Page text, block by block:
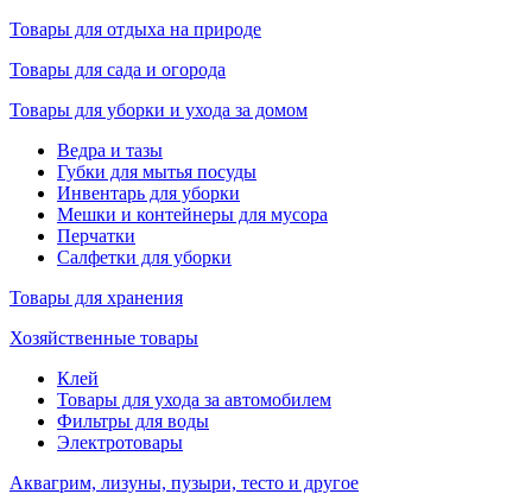
Товары для отдыха на природе
Товары для сада и огорода
Товары для уборки и ухода за домом
Ведра и тазы
Губки для мытья посуды
Инвентарь для уборки
Мешки и контейнеры для мусора
Перчатки
Салфетки для уборки
Товары для хранения
Хозяйственные товары
Клей
Товары для ухода за автомобилем
Фильтры для воды
Электротовары
Аквагрим, лизуны, пузыри, тесто и другое